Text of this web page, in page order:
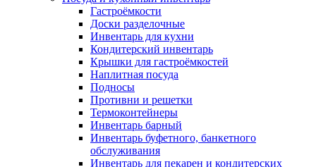
Гастроёмкости
Доски разделочные
Инвентарь для кухни
Кондитерский инвентарь
Крышки для гастроёмкостей
Наплитная посуда
Подносы
Противни и решетки
Термоконтейнеры
Инвентарь барный
Инвентарь буфетного, банкетного
обслуживания
Инвентарь для пекарен и кондитерских